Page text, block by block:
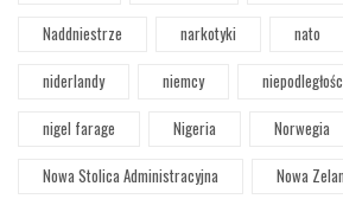
Naddniestrze
narkotyki nato
niderlandy
niemcy
nigel farage
Nigeria Norwegia
Nowa Stolica Administracyjna
Nowa